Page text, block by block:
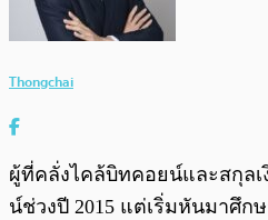
Thongchai
ผู้ที่คลั่งไคล้บิทคอยน์และสกุล
น์ช่วงปี 2015 แต่เริ่มหันมาศึก